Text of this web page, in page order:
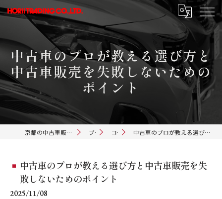
中古車のプロが教える選び方と
中古車販売を失敗しないための
ポイント
京都の中古車販売ならホリイトレーディング ブログ コラム 中古車のプロが教える選び方と中古車販売を失敗しないためのポイント
中古車のプロが教える選び方と中古車販売を失
敗しないためのポイント
2025/11/08